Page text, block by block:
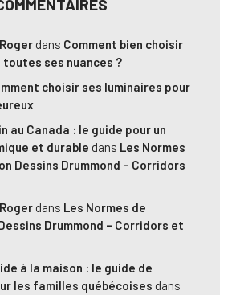
dans Comment bien choisir
toutes ses nuances ?
choisir ses luminaires pour
au Canada : le guide pour un
et durable dans Les Normes
Dessins Drummond – Corridors
dans Les Normes de
Drummond – Corridors et
à la maison : le guide de
les familles québécoises dans